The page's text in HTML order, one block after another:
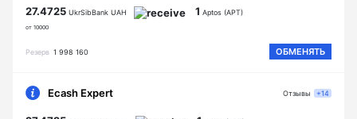
27.4725 UkrSibBank UAH
от 10000
1 Aptos (APT)
Резерв 1 998 160 ОБМЕНЯТЬ
Ecash Expert Отзывы +14